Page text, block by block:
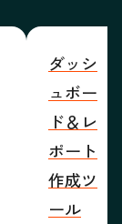
ダッシ
ュボー
ド＆レ
ポート
作成ツ
ール